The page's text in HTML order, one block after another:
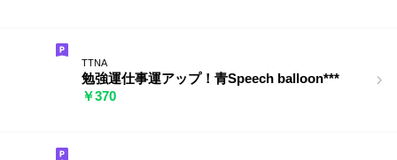
TTNA
勉強運仕事運アップ！青Speech balloon***
￥370